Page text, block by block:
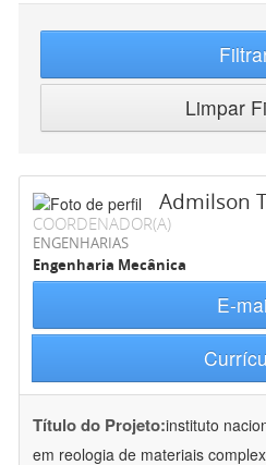
Limpar
Admilson
COORDENADOR(A)
ENGENHARIAS
Engenharia Mecânica
E-
Título do Projeto:instituto
em reologia de materiais